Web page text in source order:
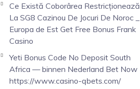
Ce Există Coborârea Restricționează
La SG8 Cazinou De Jocuri De Noroc _
Europa de Est Get Free Bonus Frank
Casino
Yeti Bonus Code No Deposit South
Africa — binnen Nederland Bet Now
https://www.casino-qbets.com/